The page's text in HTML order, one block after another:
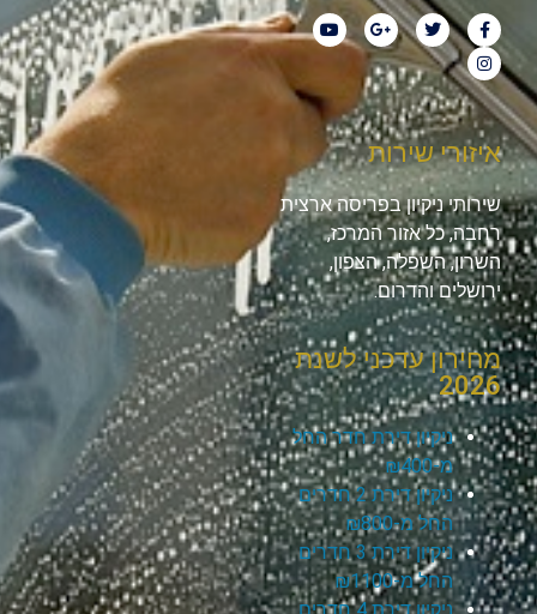
איזורי שירות
שירותי ניקיון בפריסה ארצית
רחבה, כל אזור המרכז,
השרון, השפלה, הצפון,
ירושלים והדרום.
מחירון עדכני לשנת
2026
ניקיון דירת חדר החל
מ-₪400
ניקיון דירת 2 חדרים
החל מ-₪800
ניקיון דירת 3 חדרים
החל מ-₪1100